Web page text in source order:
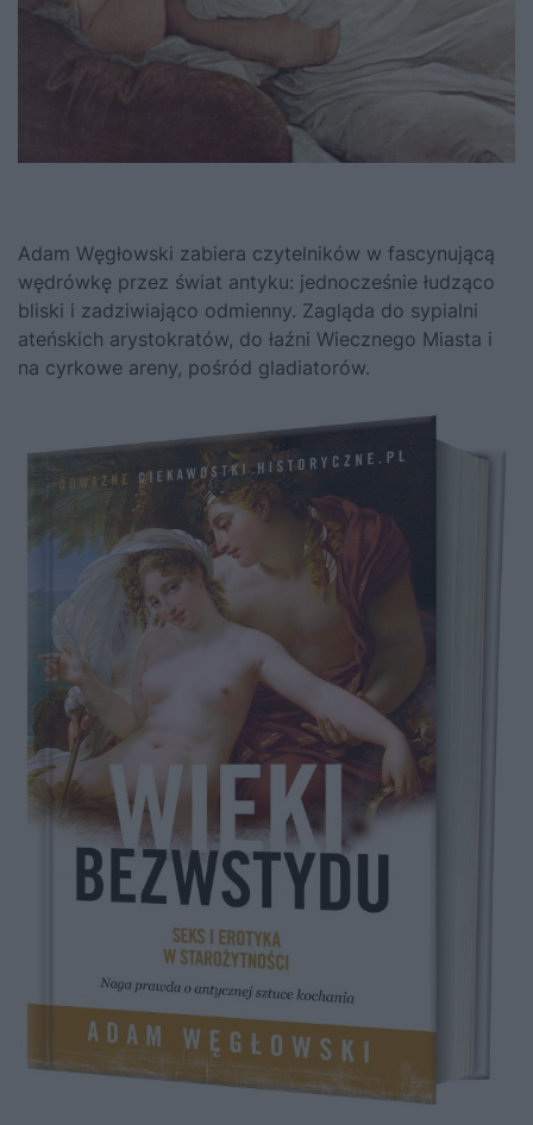
Adam Węgłowski zabiera czytelników w fascynującą
wędrówkę przez świat antyku: jednocześnie łudząco
bliski i zadziwiająco odmienny. Zagląda do sypialni
ateńskich arystokratów, do łaźni Wiecznego Miasta i
na cyrkowe areny, pośród gladiatorów.